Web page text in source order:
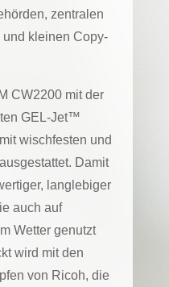
zentralen
kleinen Copy-
CW2200 mit der
GEL-Jet™
wischfesten und
Damit
langlebiger
auch auf
Wetter genutzt
wird mit den
von Ricoh, die